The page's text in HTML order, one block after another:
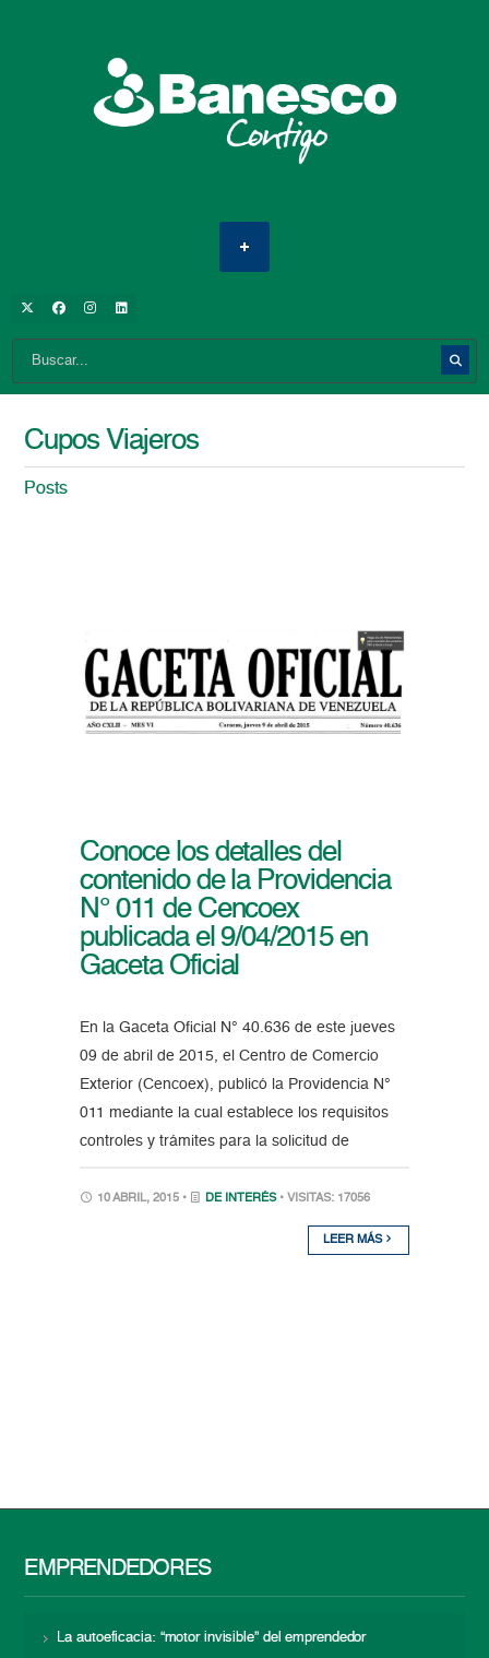
Cupos Viajeros
Posts
Conoce los detalles del
contenido de la Providencia
N° 011 de Cencoex
publicada el 9/04/2015 en
Gaceta Oficial
En la Gaceta Oficial N° 40.636 de este jueves
09 de abril de 2015, el Centro de Comercio
Exterior (Cencoex), publicó la Providencia N°
011 mediante la cual establece los requisitos
controles y trámites para la solicitud de
10 ABRIL, 2015 • DE INTERÉS • VISITAS: 17056
LEER MÁS
EMPRENDEDORES
La autoeficacia: “motor invisible” del emprendedor